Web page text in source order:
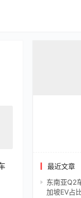
最近文章
东南亚Q2
加坡EV占